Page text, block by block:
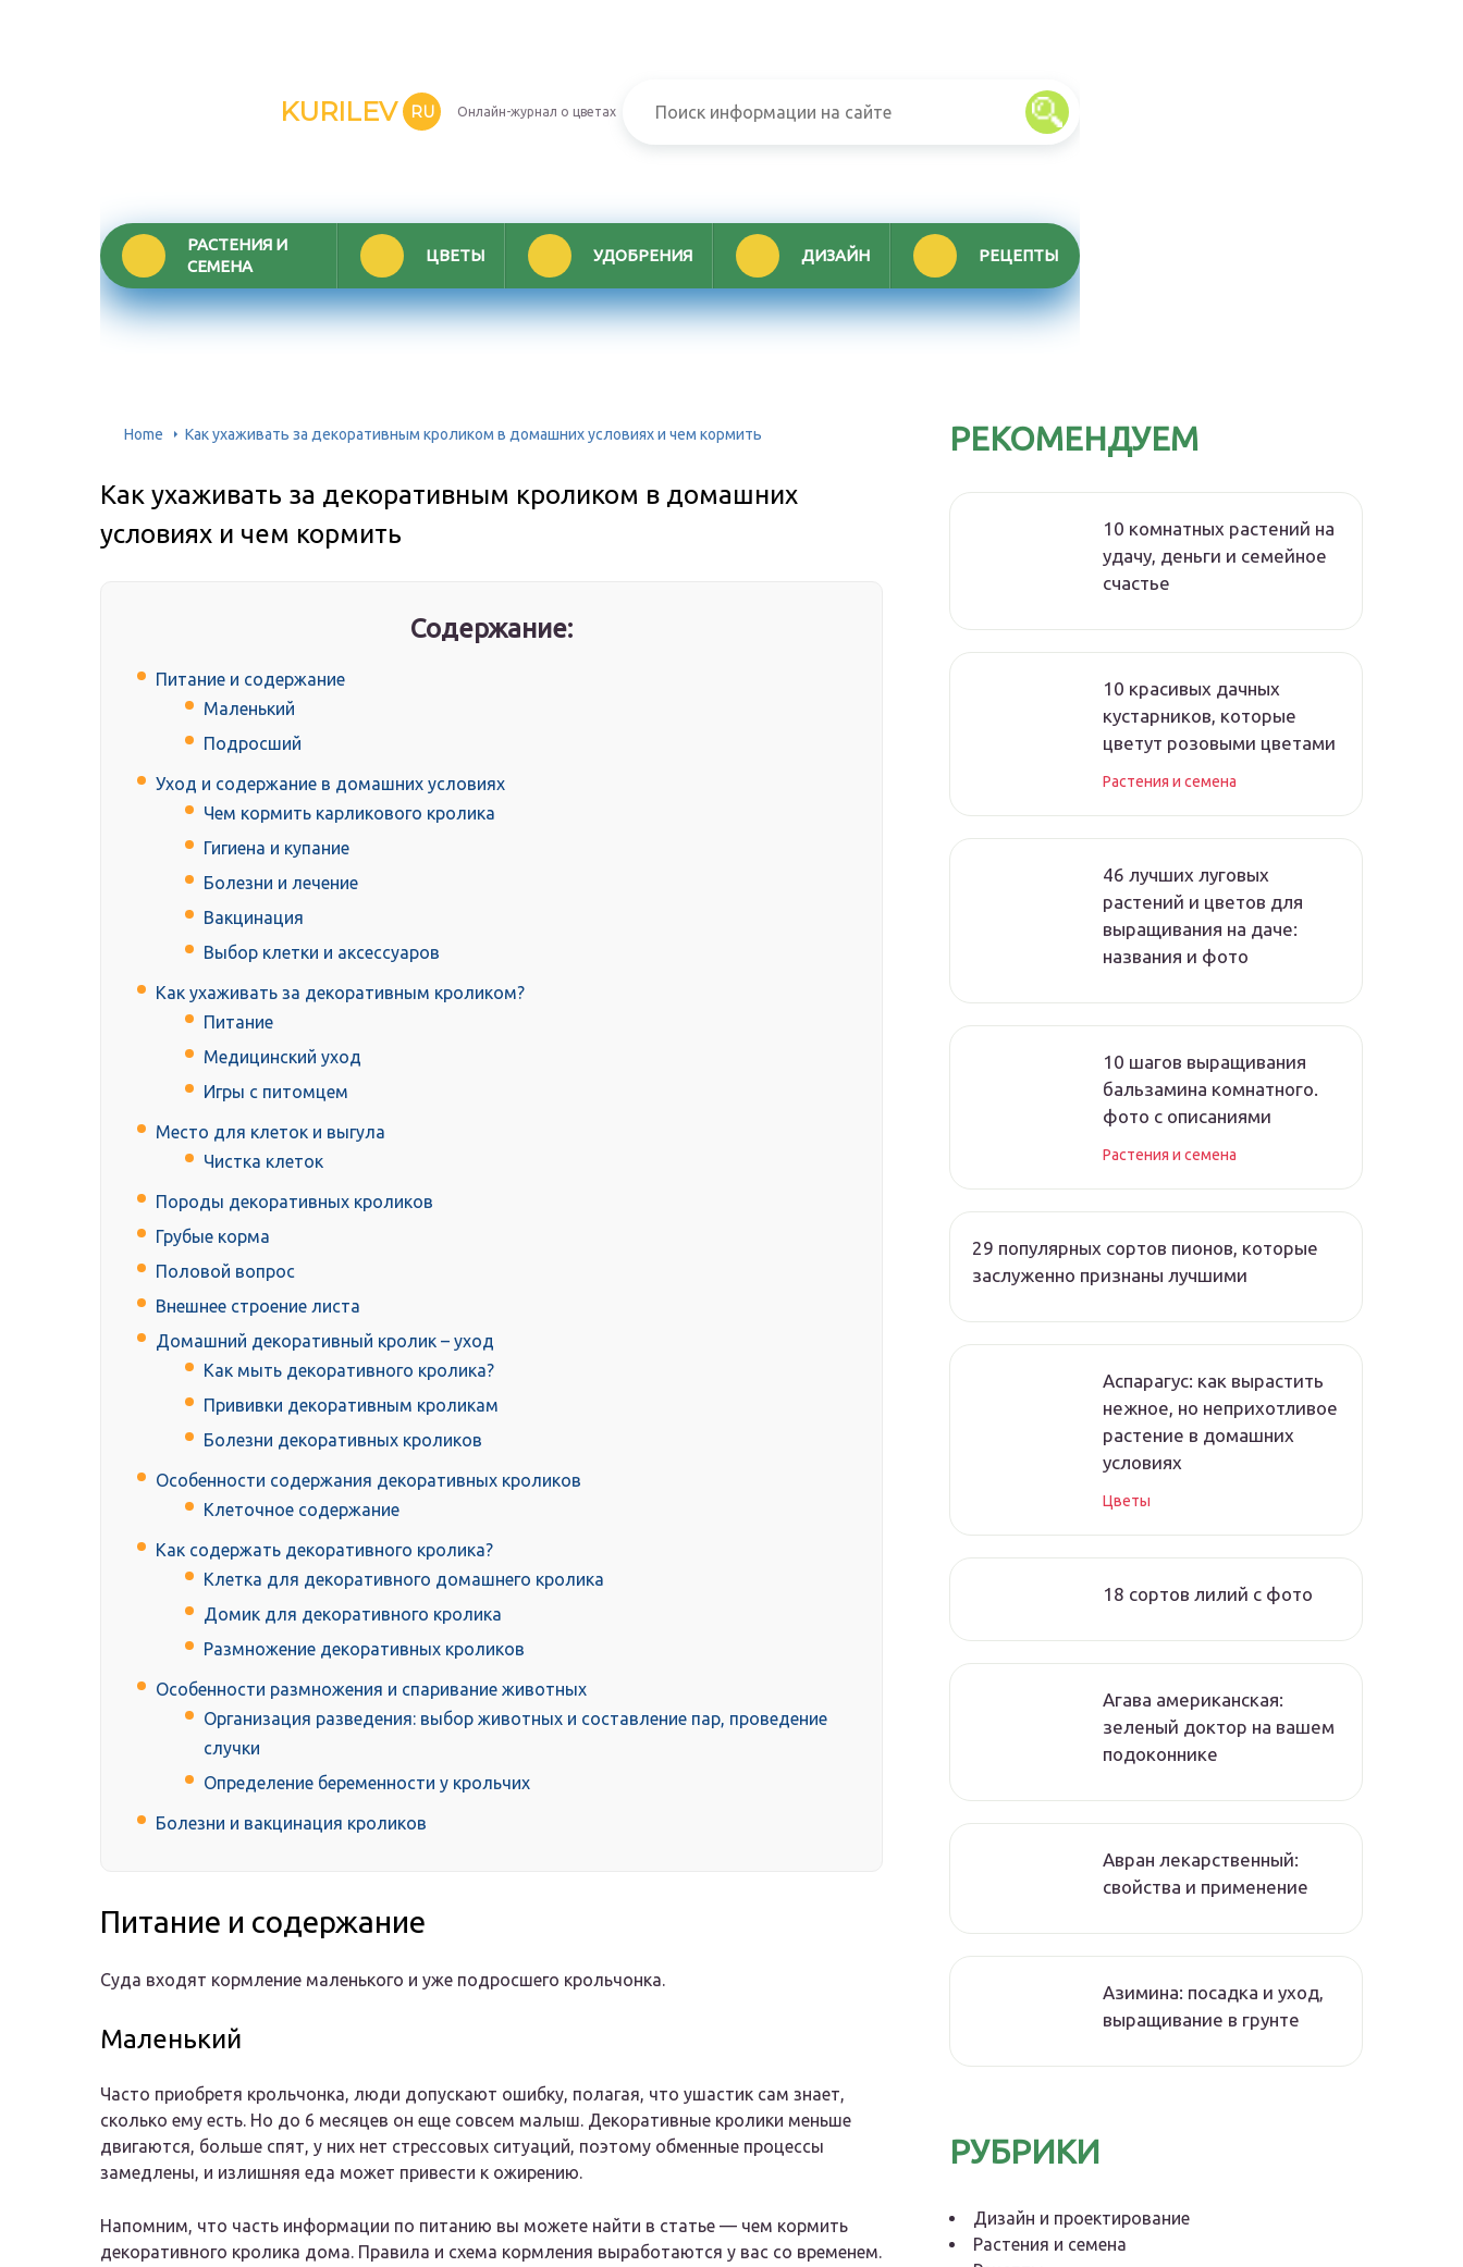
KURILEV RU Онлайн-журнал о цветах
РАСТЕНИЯ И
СЕМЕНА
ЦВЕТЫ УДОБРЕНИЯ ДИЗАЙН РЕЦЕПТЫ
Home Как ухаживать за декоративным кроликом в домашних условиях и чем кормить
Как ухаживать за декоративным кроликом в домашних
условиях и чем кормить
Содержание:
Питание и содержание
Маленький
Подросший
Уход и содержание в домашних условиях
Чем кормить карликового кролика
Гигиена и купание
Болезни и лечение
Вакцинация
Выбор клетки и аксессуаров
Как ухаживать за декоративным кроликом?
Питание
Медицинский уход
Игры с питомцем
Место для клеток и выгула
Чистка клеток
Породы декоративных кроликов
Грубые корма
Половой вопрос
Внешнее строение листа
Домашний декоративный кролик – уход
Как мыть декоративного кролика?
Прививки декоративным кроликам
Болезни декоративных кроликов
Особенности содержания декоративных кроликов
Клеточное содержание
Как содержать декоративного кролика?
Клетка для декоративного домашнего кролика
Домик для декоративного кролика
Размножение декоративных кроликов
Особенности размножения и спаривание животных
Организация разведения: выбор животных и составление пар, проведение
случки
Определение беременности у крольчих
Болезни и вакцинация кроликов
Питание и содержание
Суда входят кормление маленького и уже подросшего крольчонка.
Маленький
Часто приобретя крольчонка, люди допускают ошибку, полагая, что ушастик сам знает,
сколько ему есть. Но до 6 месяцев он еще совсем малыш. Декоративные кролики меньше
двигаются, больше спят, у них нет стрессовых ситуаций, поэтому обменные процессы
замедлены, и излишняя еда может привести к ожирению.
Напомним, что часть информации по питанию вы можете найти в статье — чем кормить
декоративного кролика дома. Правила и схема кормления выработаются у вас со временем.
РЕКОМЕНДУЕМ
10 комнатных растений на
удачу, деньги и семейное
счастье
10 красивых дачных
кустарников, которые
цветут розовыми цветами
Растения и семена
46 лучших луговых
растений и цветов для
выращивания на даче:
названия и фото
10 шагов выращивания
бальзамина комнатного.
фото с описаниями
Растения и семена
29 популярных сортов пионов, которые
заслуженно признаны лучшими
Аспарагус: как вырастить
нежное, но неприхотливое
растение в домашних
условиях
Цветы
18 сортов лилий с фото
Агава американская:
зеленый доктор на вашем
подоконнике
Авран лекарственный:
свойства и применение
Азимина: посадка и уход,
выращивание в грунте
РУБРИКИ
Дизайн и проектирование
Растения и семена